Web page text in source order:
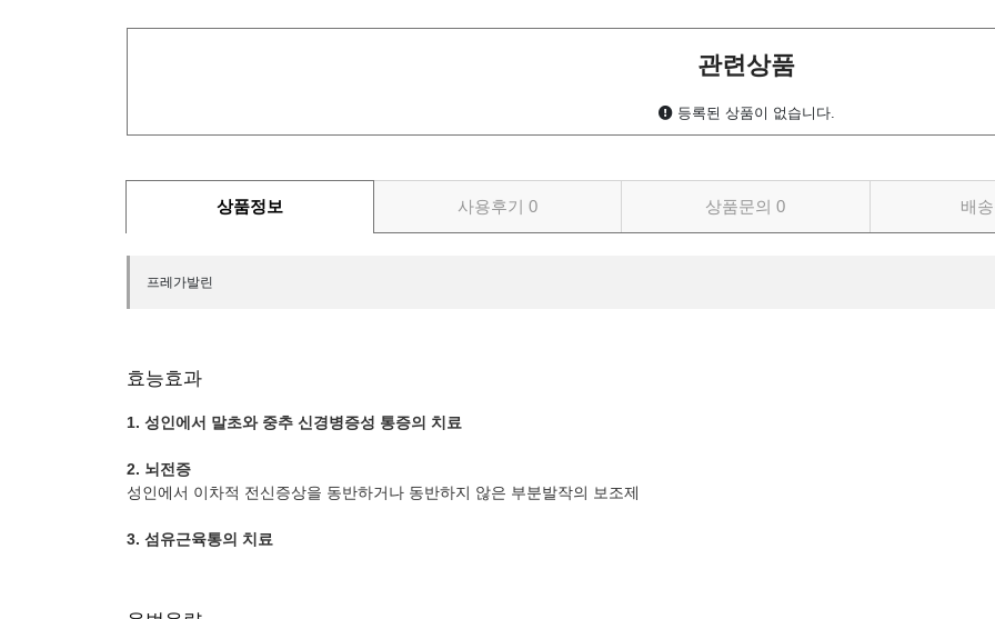
관련상품
등록된 상품이 없습니다.
상품정보 사용후기0 상품문의0 배
프레가발린
효능효과
1. 성인에서 말초와 중추 신경병증성 통증의 치료
2. 뇌전증
성인에서 이차적 전신증상을 동반하거나 동반하지 않은 부분발작의 보조제
3. 섬유근육통의 치료